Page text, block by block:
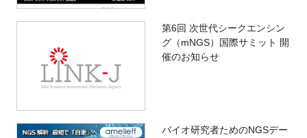
第6回 次世代シークエンシン
グ（mNGS）国際サミット 開
催のお知らせ
バイオ研究者ためのNGSデー